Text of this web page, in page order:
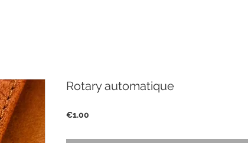
Rotary automatique
€1.00